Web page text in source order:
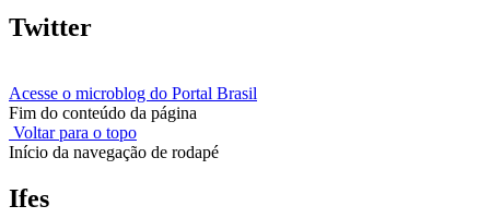
Twitter
Acesse o microblog do Portal Brasil
Fim do conteúdo da página
Voltar para o topo
Início da navegação de rodapé
Ifes